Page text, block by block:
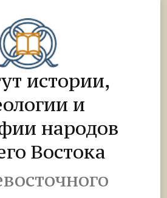
истории,
и
народов
Востока